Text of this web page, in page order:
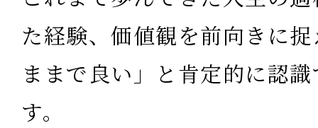
た経験、価値観を前向きに
ままで良い」と肯定的に認
す。